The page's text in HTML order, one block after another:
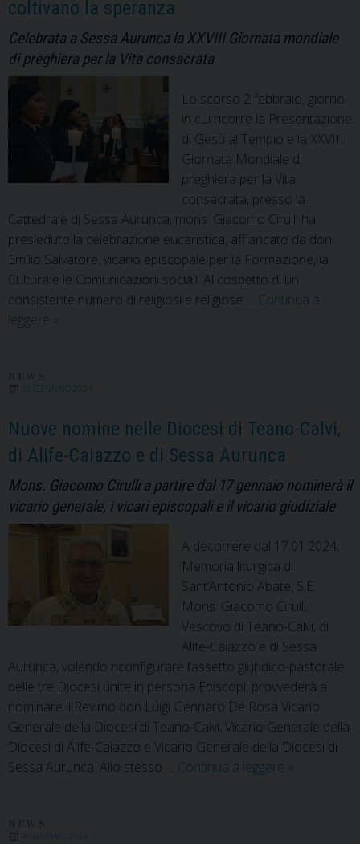
Comunità
del
Progetto
Policoro
coltivano la speranza
Celebrata a Sessa Aurunca la XXVIII Giornata mondiale
di preghiera per la Vita consacrata
Lo scorso 2 febbraio, giorno
in cui ricorre la Presentazione
di Gesù al Tempio e la XXVIII
Giornata Mondiale di
preghiera per la Vita
consacrata, presso la
Cattedrale di Sessa Aurunca, mons. Giacomo Cirulli ha
presieduto la celebrazione eucaristica, affiancato da don
Emilio Salvatore, vicario episcopale per la Formazione, la
Cultura e le Comunicazioni sociali. Al cospetto di un
consistente numero di religiosi e religiose … Continua a
leggere Vita
coltivano
la
speranza
»
10 GENNAIO 2024
Nuove nomine nelle Diocesi di Teano-Calvi,
di Alife-Caiazzo e di Sessa Aurunca
Mons. Giacomo Cirulli a partire dal 17 gennaio nominerà il
vicario generale, i vicari episcopali e il vicario giudiziale
A decorrere dal 17.01.2024,
Memoria liturgica di
Sant’Antonio Abate, S.E.
Mons. Giacomo Cirulli,
Vescovo di Teano-Calvi, di
Alife-Caiazzo e di Sessa
Aurunca, volendo riconfigurare l’assetto giuridico-pastorale
delle tre Diocesi unite in persona Episcopi, provvederà a
nominare il Rev.mo don Luigi Gennaro De Rosa Vicario
Generale della Diocesi di Teano-Calvi, Vicario Generale della
Diocesi di Alife-Caiazzo e Vicario Generale della Diocesi di
Sessa Aurunca. Allo stesso … Continua a leggere Nuove
»
4 GENNAIO 2024